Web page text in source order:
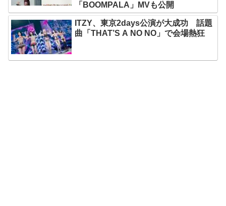
「BOOMPALA」MVも公開
ITZY、東京2days公演が大成功 話題
曲「THAT’S A NO NO」で会場熱狂